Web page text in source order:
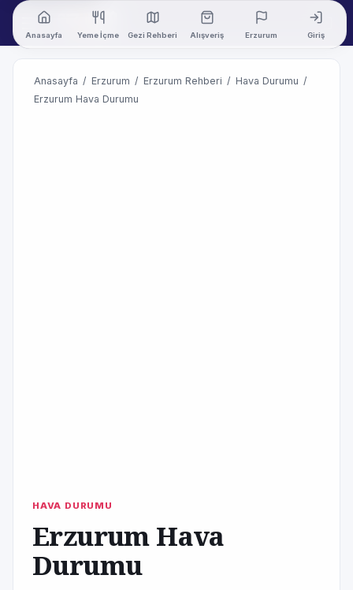
Anasayfa Yeme İçme Gezi Rehberi Alışveriş Erzurum Giriş
Anasayfa / Erzurum / Erzurum Rehberi / Hava Durumu /
Erzurum Hava Durumu
HAVA DURUMU
Erzurum Hava
Durumu